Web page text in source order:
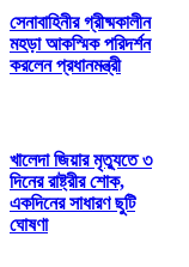
সেনাবাহিনীর গ্রীষ্মকালীন
মহড়া আকস্মিক পরিদর্শন
করলেন প্রধানমন্ত্রী
খালেদা জিয়ার মৃত্যুতে ৩
দিনের রাষ্ট্রীর শোক,
একদিনের সাধারণ ছুটি
ঘোষণা